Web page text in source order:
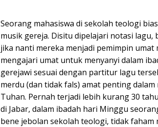
Seorang mahasiswa di sekolah teologi
musik gereja. Disitu dipelajari notasi
jika nanti mereka menjadi pemimpin umat
mengajari umat untuk menyanyi dalam
gerejawi sesuai dengan partitur lagu
merdu (dan tidak fals) amat penting
Tuhan. Pernah terjadi lebih kurang 30
di Jabar, dalam ibadah hari Minggu
bene jebolan sekolah teologi, tidak faham